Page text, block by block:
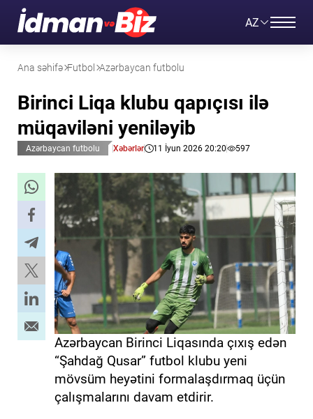
AZ
Ana səhifə Futbol Azərbaycan futbolu
Birinci Liqa klubu qapıçısı ilə
müqaviləni yeniləyib
Azərbaycan futbolu Xəbərlər 11 İyun 2026 20:20 597
Azərbaycan Birinci Liqasında çıxış edən
“Şahdağ Qusar” futbol klubu yeni
mövsüm heyətini formalaşdırmaq üçün
çalışmalarını davam etdirir.